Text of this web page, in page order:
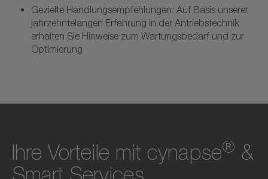
Gezielte Handlungsempfehlungen: Auf Basis unserer
jahrzehntelangen Erfahrung in der Antriebstechnik
erhalten Sie Hinweise zum Wartungsbedarf und zur
Optimierung
Ihre Vorteile mit cynapse® &